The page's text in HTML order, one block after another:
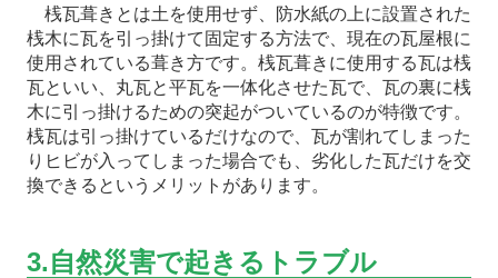
桟瓦葺きとは土を使用せず、防水紙の上に設置された
桟木に瓦を引っ掛けて固定する方法で、現在の瓦屋根に
使用されている葺き方です。桟瓦葺きに使用する瓦は桟
瓦といい、丸瓦と平瓦を一体化させた瓦で、瓦の裏に桟
木に引っ掛けるための突起がついているのが特徴です。
桟瓦は引っ掛けているだけなので、瓦が割れてしまった
りヒビが入ってしまった場合でも、劣化した瓦だけを交
換できるというメリットがあります。
3.自然災害で起きるトラブル